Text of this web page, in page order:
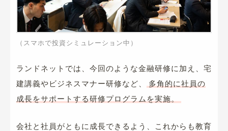
（スマホで投資シミュレーション中）
ランドネットでは、今回のような金融研修に加え、宅
建講義やビジネスマナー研修など、
多角的に社員の
成長をサポートする研修プログラムを実施。
会社と社員がともに成長できるよう、これからも教育